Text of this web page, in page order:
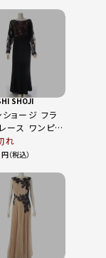
SHOJI
ショージ フラ
ース ワンピー
ブラッ
れ